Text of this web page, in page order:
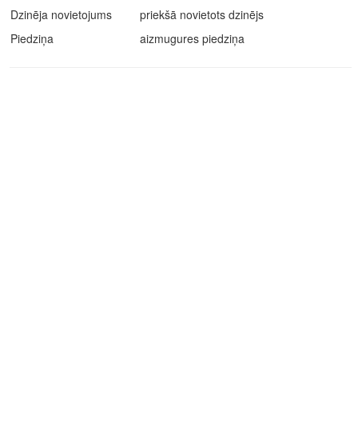
Dzinēja novietojums
priekšā novietots dzinējs
Piedziņa
aizmugures piedziņa